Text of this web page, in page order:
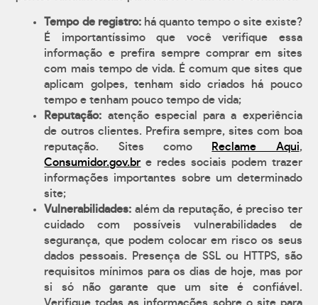
Tempo de registro:há quanto tempo o site existe?
É importantíssimo que você verifique essa
informação e prefira sempre comprar em sites
com mais tempo de vida. É comum que sites que
aplicam golpes, tenham sido criados há pouco
tempo e tenham pouco tempo de vida;
Reputação: atenção especial para a experiência
de outros clientes. Prefira sempre, sites com boa
reputação. Sites como
Reclame Aqui,
Consumidor.gov.br e redes sociais podem trazer
informações importantes sobre um determinado
site;
Vulnerabilidades: além da reputação, é preciso ter
cuidado com possíveis vulnerabilidades de
segurança, que podem colocar em risco os seus
dados pessoais. Presença de SSL ou HTTPS, são
requisitos mínimos para os dias de hoje, mas por
si só não garante que um site é confiável.